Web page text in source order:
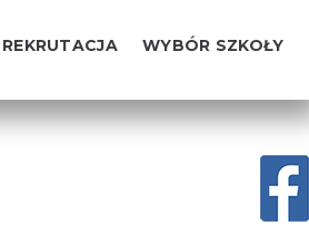
REKRUTACJA WYBÓR SZKOŁY